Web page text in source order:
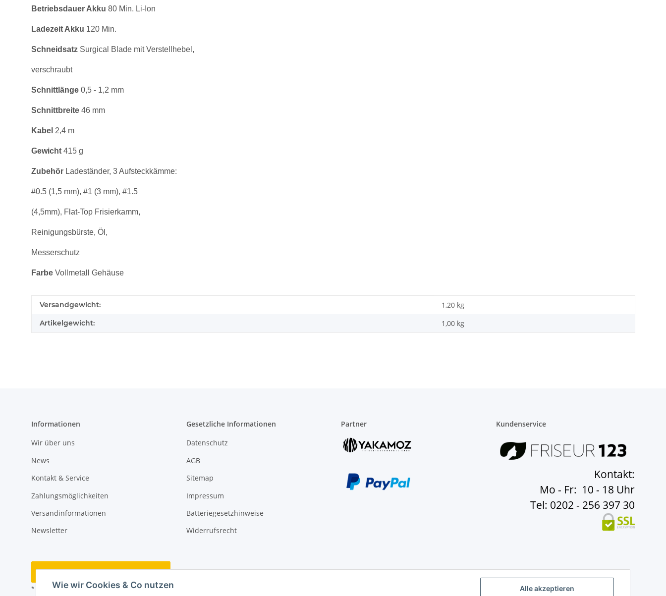
Alle akzeptieren
Wie wir Cookies & Co nutzen
Betriebsdauer Akku 80 Min. Li-Ion
Ladezeit Akku 120 Min.
Schneidsatz Surgical Blade mit Verstellhebel,
verschraubt
Schnittlänge 0,5 - 1,2 mm
Schnittbreite 46 mm
Kabel 2,4 m
Gewicht 415 g
Zubehör Ladeständer, 3 Aufsteckkämme:
#0.5 (1,5 mm), #1 (3 mm), #1.5
(4,5mm), Flat-Top Frisierkamm,
Reinigungsbürste, Öl,
Messerschutz
Farbe Vollmetall Gehäuse
Produkteigenschaft
Wert
Versandgewicht: 1,20 kg
Artikelgewicht: 1,00 kg
Informationen
Wir über uns
News
Kontakt & Service
Zahlungsmöglichkeiten
Versandinformationen
Newsletter
Gesetzliche Informationen
Datenschutz
AGB
Sitemap
Impressum
Batteriegesetzhinweise
Widerrufsrecht
Partner Kundenservice
Kontakt:
Mo - Fr: 10 - 18 Uhr
Tel: 0202 - 256 397 30
Vertrag widerrufen
* Alle Preise inkl. gesetzlicher USt., zzgl. Versand